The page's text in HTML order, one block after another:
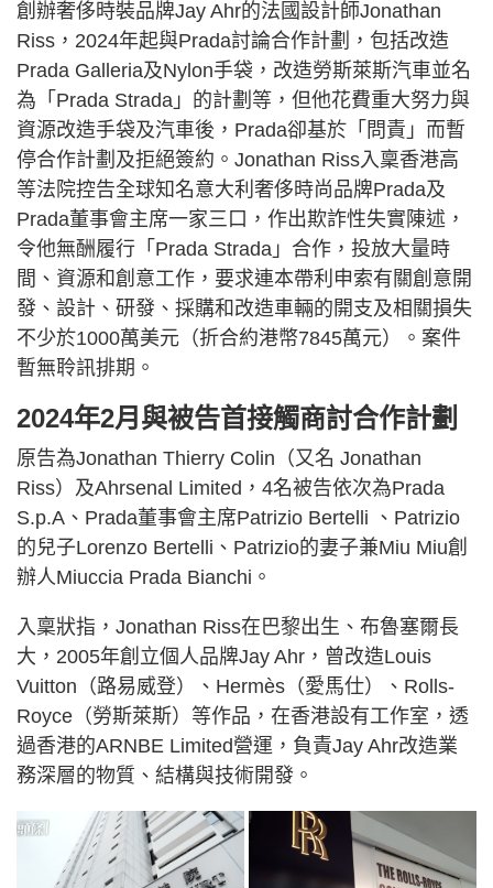
創辦奢侈時裝品牌Jay Ahr的法國設計師Jonathan
Riss，2024年起與Prada討論合作計劃，包括改造
Prada Galleria及Nylon手袋，改造勞斯萊斯汽車並名
為「Prada Strada」的計劃等，但他花費重大努力與
資源改造手袋及汽車後，Prada卻基於「問責」而暫
停合作計劃及拒絕簽約。Jonathan Riss入稟香港高
等法院控告全球知名意大利奢侈時尚品牌Prada及
Prada董事會主席一家三口，作出欺詐性失實陳述，
令他無酬履行「Prada Strada」合作，投放大量時
間、資源和創意工作，要求連本帶利申索有關創意開
發、設計、研發、採購和改造車輛的開支及相關損失
不少於1000萬美元（折合約港幣7845萬元）。案件
暫無聆訊排期。
2024年2月與被告首接觸商討合作計劃
原告為Jonathan Thierry Colin（又名 Jonathan
Riss）及Ahrsenal Limited，4名被告依次為Prada
S.p.A、Prada董事會主席Patrizio Bertelli 、Patrizio
的兒子Lorenzo Bertelli、Patrizio的妻子兼Miu Miu創
辦人Miuccia Prada Bianchi。
入稟狀指，Jonathan Riss在巴黎出生、布魯塞爾長
大，2005年創立個人品牌Jay Ahr，曾改造Louis
Vuitton（路易威登）、Hermès（愛馬仕）、Rolls-
Royce（勞斯萊斯）等作品，在香港設有工作室，透
過香港的ARNBE Limited營運，負責Jay Ahr改造業
務深層的物質、結構與技術開發。